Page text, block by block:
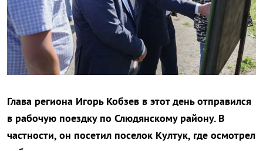
Глава региона Игорь Кобзев в этот день отправился
в рабочую поездку по Слюдянскому району. В
частности, он посетил поселок Култук, где осмотрел